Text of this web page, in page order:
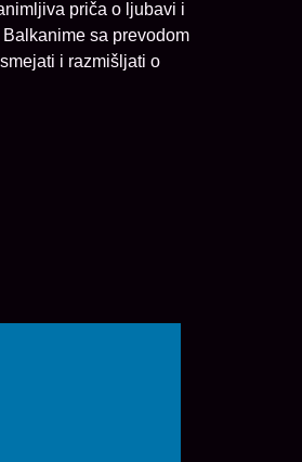
priča o ljubavi i
sa prevodom
i razmišljati o